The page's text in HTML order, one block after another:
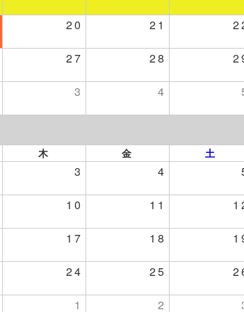
20 21
27 28
3 4
木 金 土
3 4
10 11
17 18
24 25
1 2